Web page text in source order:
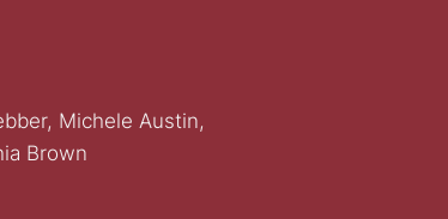
Michele Austin,
Brown